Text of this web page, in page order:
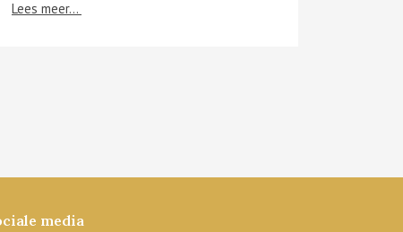
Lees meer...
media